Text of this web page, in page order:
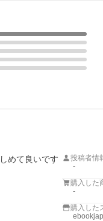
めて良いです
投稿者情
-
購入した
-
購入した